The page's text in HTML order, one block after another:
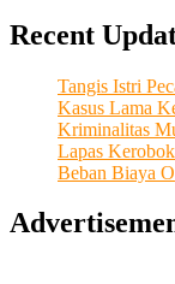
Sedekah
dari
Hati
Recent
Tangis Istri
Kasus Lama
Kriminalitas
Lapas
Beban Biaya